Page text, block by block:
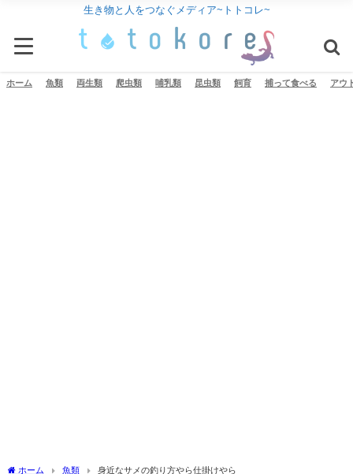
生き物と人をつなぐメディア~トトコレ~
ホーム 魚類 両生類 爬虫類 哺乳類 昆虫類 飼育 捕って食べる アウ
ホーム 魚類 身近なサメの釣り方やら仕掛けやら